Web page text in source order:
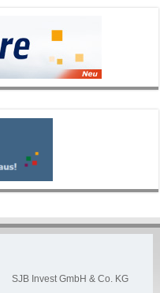
SJB Invest GmbH & Co. KG